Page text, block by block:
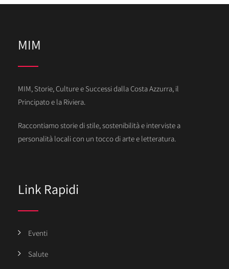
MIM
MIM, Storie, Culture e Successi dalla Costa Azzurra, il
Principato e la Riviera.
Raccontiamo storie di stile, sostenibilità e interviste a
personalità locali con un tocco di arte e letteratura.
Link Rapidi
Eventi
Salute